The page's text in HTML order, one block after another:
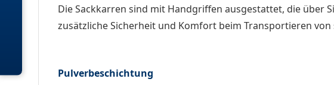
Die Sackkarren sind mit Handgriffen ausgestattet, die über
zusätzliche Sicherheit und Komfort beim Transportieren
Pulverbeschichtung